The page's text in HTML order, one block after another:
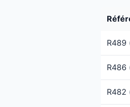
R489
R486
R482